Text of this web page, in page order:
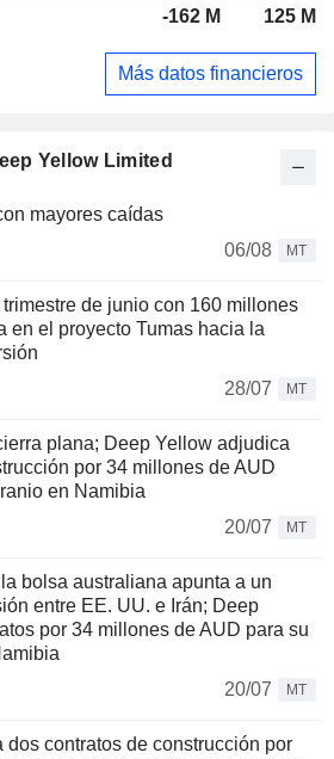
Yellow Limited
mayores caídas
06/08
MT
de junio con 160 millones
en el proyecto Tumas hacia la
28/07
MT
plana; Deep Yellow adjudica
por 34 millones de AUD
en Namibia
20/07
MT
bolsa australiana apunta a un
entre EE. UU. e Irán; Deep
por 34 millones de AUD para su
20/07
MT
dos contratos de construcción por
-162 M 125 M
Más datos financieros